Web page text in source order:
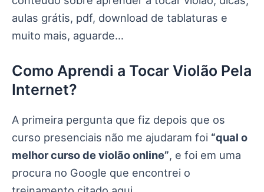
aulas grátis, pdf, download de tablaturas e
muito mais, aguarde…
Como Aprendi a Tocar Violão Pela
Internet?
A primeira pergunta que fiz depois que os
curso presenciais não me ajudaram foi “qual o
melhor curso de violão online”, e foi em uma
procura no Google que encontrei o